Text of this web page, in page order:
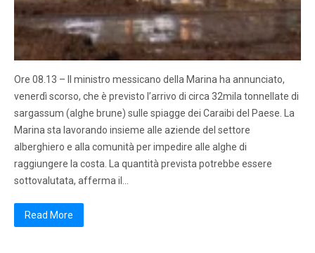
Ore 08.13 – Il ministro messicano della Marina ha annunciato,
venerdì scorso, che è previsto l’arrivo di circa 32mila tonnellate di
sargassum (alghe brune) sulle spiagge dei Caraibi del Paese. La
Marina sta lavorando insieme alle aziende del settore
alberghiero e alla comunità per impedire alle alghe di
raggiungere la costa. La quantità prevista potrebbe essere
sottovalutata, afferma il…
Read More